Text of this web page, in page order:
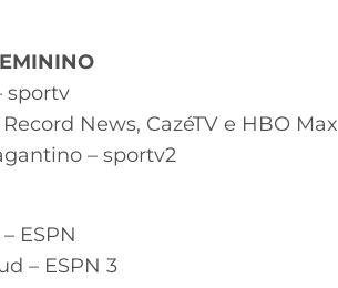
sportv
News, CazéTV e HBO Max
– sportv2
ESPN
– ESPN 3